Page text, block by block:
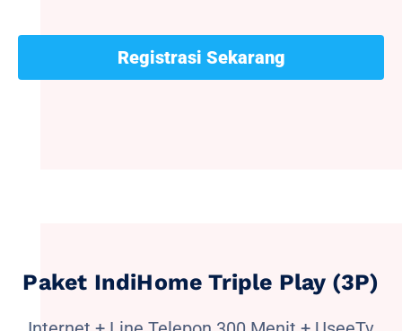
Registrasi Sekarang
Paket IndiHome Triple Play (3P)